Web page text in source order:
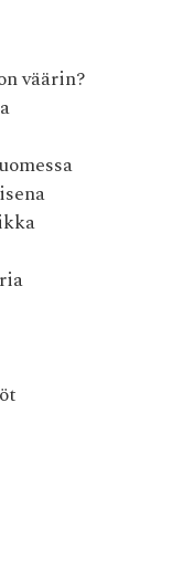
väärin?